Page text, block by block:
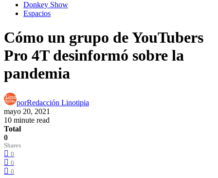
Donkey Show
Espacios
Cómo un grupo de YouTubers
Pro 4T desinformó sobre la
pandemia
porRedacción Linotipia
mayo 20, 2021
10 minute read
Total
0
Shares
0
0
0